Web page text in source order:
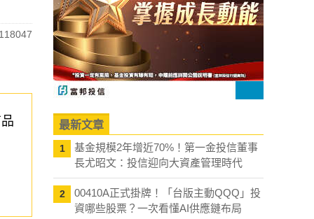
最新文章
1
基金規模2年增近70%！第一金投信董事
長尤昭文：投信迎向大資產管理時代
2
00410A正式掛牌！「台版主動QQQ」投
資哪些股票？一次看懂AI供應鏈布局